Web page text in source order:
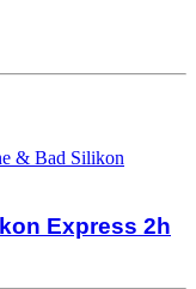
& Bad Silikon
Express 2h